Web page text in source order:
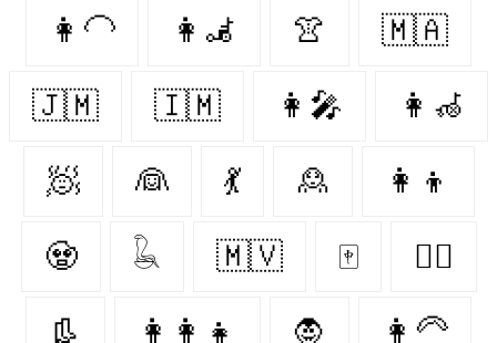
👩‍🦲 👩‍🦼‍ 👚 🇲🇦
🇯🇲 🇮🇲 👩‍🎤 👩‍🦽‍
🧖‍ 👰‍ 💃 🙎‍ 👩‍👦
🧟 𓆘 🇲🇻 🀄 👩‍⚕️
👢 👩‍👩‍👧 🧛‍ 👩‍🦳